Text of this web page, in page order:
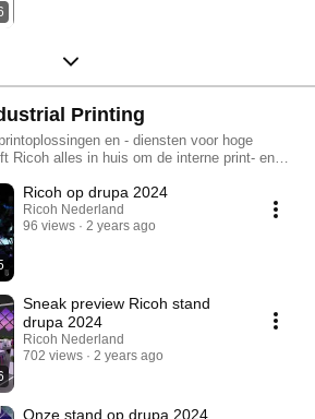
Printing
en - diensten voor hoge
Ricoh alles in huis om de interne print- en
Ricoh op drupa 2024
Ricoh Nederland
96 views
2 years ago
Sneak preview Ricoh stand
drupa 2024
Ricoh Nederland
702 views
2 years ago
Onze stand op drupa 2024